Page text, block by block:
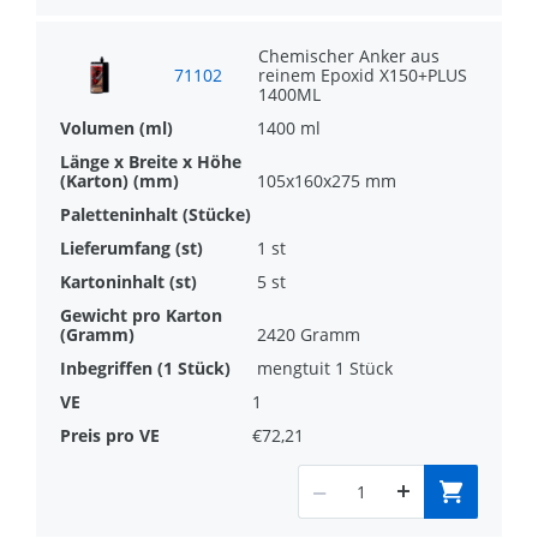
Zugelassen für den Einsatz in 2
verschiedenen Temperaturbereichen,
bis 72°C
Bei Verwendung eines Hohlbohrers mit
Staubabsaugung kann auf die
Bohrlochreinigung verzichtet werden
Zugelassen für den Einsatz mit
Gewindeenden in fast allen gängigen
71102
Chemischer Anker aus
reinem Epoxid X150+PLUS
1400ML
1400 ml
105x160x275 mm
1 st
5 st
2420 Gramm
mengtuit 1 Stück
1
€72,21